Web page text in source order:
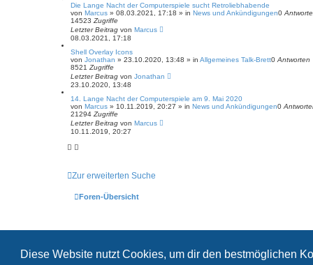
Diese Website nutzt Cookies, um dir den bestmöglichen
Die Lange Nacht der Computerspiele sucht Retroliebhabende
von Marcus » 08.03.2021, 17:18 » in News und Ankündigungen0
14523 Zugriffe
Letzter Beitrag von Marcus
08.03.2021, 17:18
Shell Overlay Icons
von Jonathan » 23.10.2020, 13:48 » in Allgemeines Talk-Brett0 Antworten
8521 Zugriffe
Letzter Beitrag von Jonathan
23.10.2020, 13:48
14. Lange Nacht der Computerspiele am 9. Mai 2020
von Marcus » 10.11.2019, 20:27 » in News und Ankündigungen0
21294 Zugriffe
Letzter Beitrag von Marcus
10.11.2019, 20:27
Zur erweiterten Suche
Foren-Übersicht